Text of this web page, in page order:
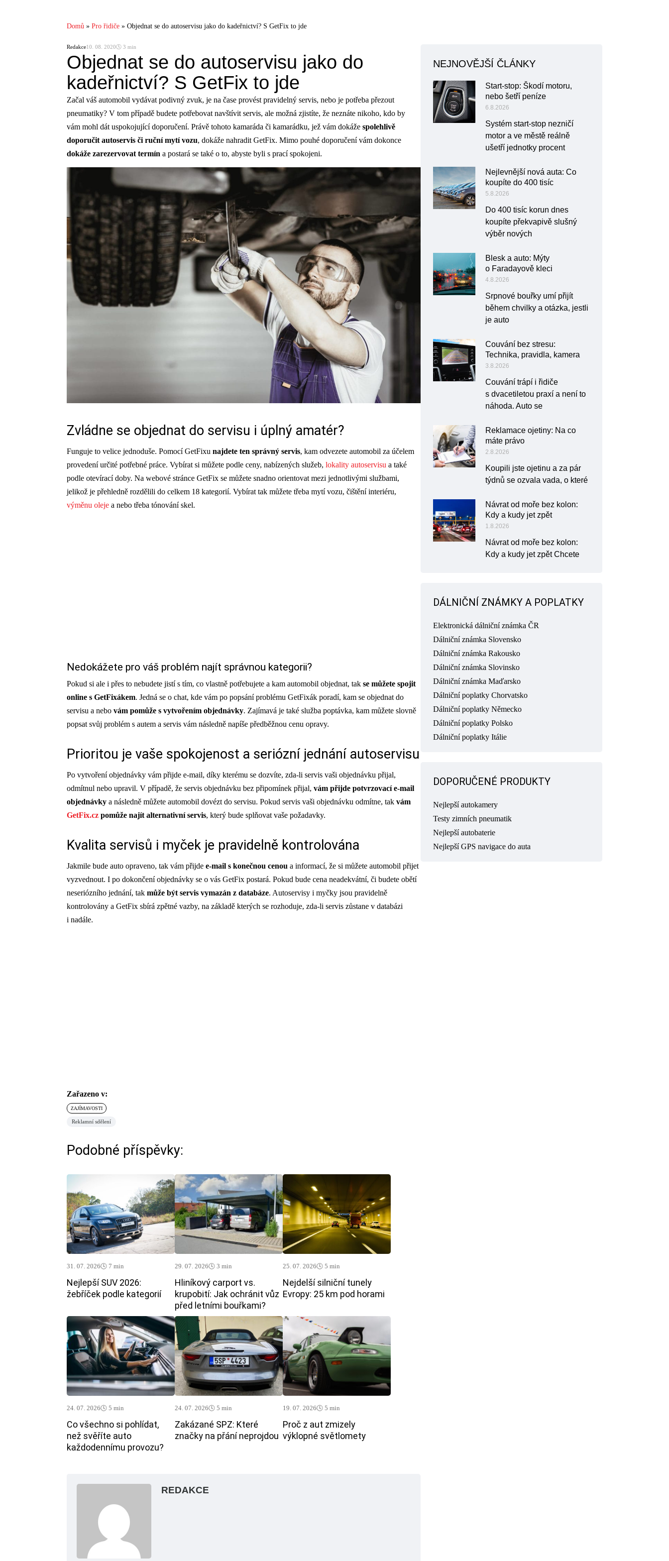
Domů » Pro řidiče » Objednat se do autoservisu jako do kadeřnictví? S GetFix to jde
Redakce10. 08. 2020🕓 3 min
Objednat se do autoservisu jako do
kadeřnictví? S GetFix to jde
Začal váš automobil vydávat podivný zvuk, je na čase provést pravidelný servis, nebo je potřeba přezout
pneumatiky? V tom případě budete potřebovat navštívit servis, ale možná zjistíte, že neznáte nikoho, kdo by
vám mohl dát uspokojující doporučení. Právě tohoto kamaráda či kamarádku, jež vám dokáže spolehlivě
doporučit autoservis či ruční mytí vozu, dokáže nahradit GetFix. Mimo pouhé doporučení vám dokonce
dokáže zarezervovat termín a postará se také o to, abyste byli s prací spokojeni.
Zvládne se objednat do servisu i úplný amatér?
Funguje to velice jednoduše. Pomocí GetFixu najdete ten správný servis, kam odvezete automobil za účelem
provedení určité potřebné práce. Vybírat si můžete podle ceny, nabízených služeb, lokality autoservisu a také
podle otevírací doby. Na webové stránce GetFix se můžete snadno orientovat mezi jednotlivými službami,
jelikož je přehledně rozdělili do celkem 18 kategorií. Vybírat tak můžete třeba mytí vozu, čištění interiéru,
výměnu oleje a nebo třeba tónování skel.
Nedokážete pro váš problém najít správnou kategorii?
Pokud si ale i přes to nebudete jistí s tím, co vlastně potřebujete a kam automobil objednat, tak se můžete spojit
online s GetFixákem. Jedná se o chat, kde vám po popsání problému GetFixák poradí, kam se objednat do
servisu a nebo vám pomůže s vytvořením objednávky. Zajímavá je také služba poptávka, kam můžete slovně
popsat svůj problém s autem a servis vám následně napíše předběžnou cenu opravy.
Prioritou je vaše spokojenost a seriózní jednání autoservisu
Po vytvoření objednávky vám přijde e-mail, díky kterému se dozvíte, zda-li servis vaši objednávku přijal,
odmítnul nebo upravil. V případě, že servis objednávku bez připomínek přijal, vám přijde potvrzovací e-mail
objednávky a následně můžete automobil dovézt do servisu. Pokud servis vaši objednávku odmítne, tak vám
GetFix.cz pomůže najít alternativní servis, který bude splňovat vaše požadavky.
Kvalita servisů i myček je pravidelně kontrolována
Jakmile bude auto opraveno, tak vám přijde e-mail s konečnou cenou a informací, že si můžete automobil přijet
vyzvednout. I po dokončení objednávky se o vás GetFix postará. Pokud bude cena neadekvátní, či budete obětí
neseriózního jednání, tak může být servis vymazán z databáze. Autoservisy i myčky jsou pravidelně
kontrolovány a GetFix sbírá zpětné vazby, na základě kterých se rozhoduje, zda-li servis zůstane v databázi
i nadále.
Zařazeno v:
ZAJÍMAVOSTI
Reklamní sdělení
Podobné příspěvky:
31. 07. 2026🕓 7 min
Nejlepší SUV 2026:
žebříček podle kategorií
29. 07. 2026🕓 3 min
Hliníkový carport vs.
krupobití: Jak ochránit vůz
před letními bouřkami?
25. 07. 2026🕓 5 min
Nejdelší silniční tunely
Evropy: 25 km pod horami
24. 07. 2026🕓 5 min
Co všechno si pohlídat,
než svěříte auto
každodennímu provozu?
24. 07. 2026🕓 5 min
Zakázané SPZ: Které
značky na přání neprojdou
19. 07. 2026🕓 5 min
Proč z aut zmizely
výklopné světlomety
REDAKCE
NEJNOVĚJŠÍ ČLÁNKY
Start-stop: Škodí motoru,
nebo šetří peníze
6.8.2026
Systém start-stop nezničí
motor a ve městě reálně
ušetří jednotky procent
Nejlevnější nová auta: Co
koupíte do 400 tisíc
5.8.2026
Do 400 tisíc korun dnes
koupíte překvapivě slušný
výběr nových
Blesk a auto: Mýty
o Faradayově kleci
4.8.2026
Srpnové bouřky umí přijít
během chvilky a otázka, jestli
je auto
Couvání bez stresu:
Technika, pravidla, kamera
3.8.2026
Couvání trápí i řidiče
s dvacetiletou praxí a není to
náhoda. Auto se
Reklamace ojetiny: Na co
máte právo
2.8.2026
Koupili jste ojetinu a za pár
týdnů se ozvala vada, o které
Návrat od moře bez kolon:
Kdy a kudy jet zpět
1.8.2026
Návrat od moře bez kolon:
Kdy a kudy jet zpět Chcete
DÁLNIČNÍ ZNÁMKY A POPLATKY
Elektronická dálniční známka ČR
Dálniční známka Slovensko
Dálniční známka Rakousko
Dálniční známka Slovinsko
Dálniční známka Maďarsko
Dálniční poplatky Chorvatsko
Dálniční poplatky Německo
Dálniční poplatky Polsko
Dálniční poplatky Itálie
DOPORUČENÉ PRODUKTY
Nejlepší autokamery
Testy zimních pneumatik
Nejlepší autobaterie
Nejlepší GPS navigace do auta